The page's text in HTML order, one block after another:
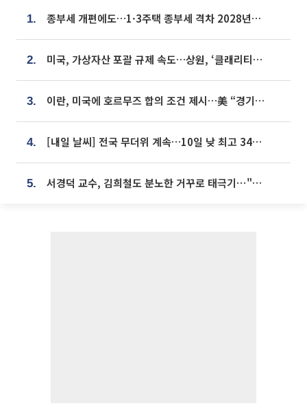
1. 종부세 개편에도…1·3주택 종부세 격차 2028년부터 확대
2. 미국, 가상자산 포괄 규제 속도…상원, ‘클래리티법’ 9월 절차투표 추진
3. 이란, 미국에 호르무즈 합의 조건 제시…美 “경기 아직 안 끝나” [종합]
4. [내일 날씨] 전국 무더위 계속…10일 낮 최고 34도 육박
5. 서경덕 교수, 김희철도 분노한 거꾸로 태극기⋯"엉터리는 아냐, 아쉬울 뿐"